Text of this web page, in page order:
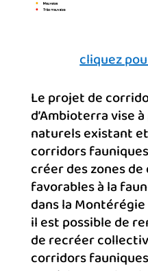
cliquez
Le projet de
d’Ambioterra vise
naturels existant
corridors
créer des zones
favorables à la
dans la
il est possible de
de recréer
corridors